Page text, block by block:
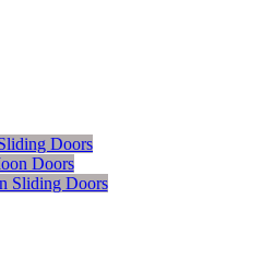
Doors
Doors
Sliding Doors